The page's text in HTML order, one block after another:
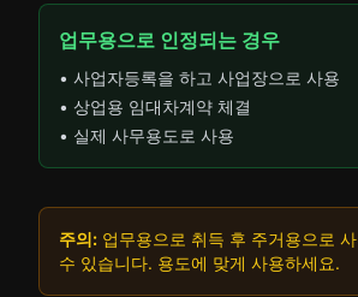
업무용으로 인정되는 경우
• 사업자등록을 하고 사업장으로 사용
• 상업용 임대차계약 체결
• 실제 사무용도로 사용
주의: 업무용으로 취득 후 주거용으로
수 있습니다. 용도에 맞게 사용하세요.